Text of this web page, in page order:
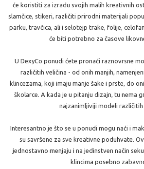
će koristiti za izradu svojih malih kreativnih
slamčice, stikeri, različiti prirodni materijali
parku, travčica, ali i selotejp trake, folije,
će biti potrebno za časove
U DexyCo ponudi ćete pronaći raznovrsne
različitih veličina - od onih manjih,
klincezama, koji imaju manje šake i prste, do
školarce. A kada je u pitanju dizajn, tu nema
najzanimljiviji modeli različitih
Interesantno je što se u ponudi mogu naći i
su savršene za sve kreativne poduhvate.
jednostavno menjaju i na jedinstven način
klincima posebno